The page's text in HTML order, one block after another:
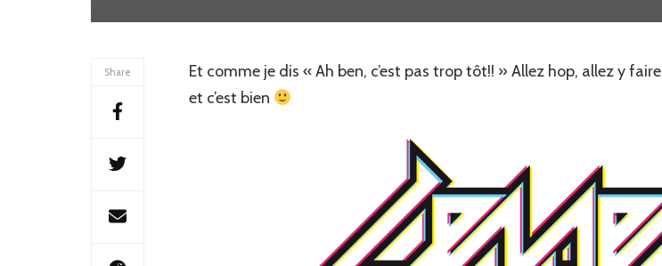
Share Et comme je dis « Ah ben, c’est pas trop tôt!! » Allez hop, allez y faire
et c’est bien